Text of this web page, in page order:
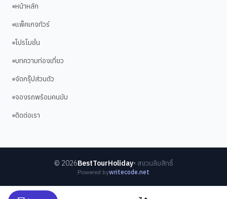
หน้าหลัก
แพ็คเกจทัวร์
โปรโมชั่น
บทความท่องเที่ยว
จัดกรุ๊ปส่วนตัว
จองรถพร้อมคนขับ
ติดต่อเรา
© 2026BestTourHoliday• สงวนลิขสิทธิ์
Powered bywritecode.net